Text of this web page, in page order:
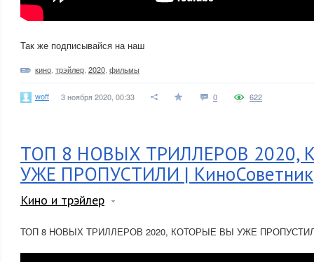
Так же подписывайся на наш
кино трэйлер 2020 фильмы
woff 3 ноября 2020, 00:33 0 622
ТОП 8 НОВЫХ ТРИЛЛЕРОВ 2020,
УЖЕ ПРОПУСТИЛИ | КиноСоветник
Кино и трэйлер
ТОП 8 НОВЫХ ТРИЛЛЕРОВ 2020, КОТОРЫЕ ВЫ УЖЕ ПРОПУСТИЛИ